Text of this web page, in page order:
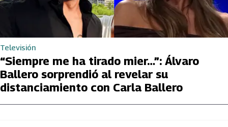
Televisión
“Siempre me ha tirado mier…”: Álvaro
Ballero sorprendió al revelar su
distanciamiento con Carla Ballero